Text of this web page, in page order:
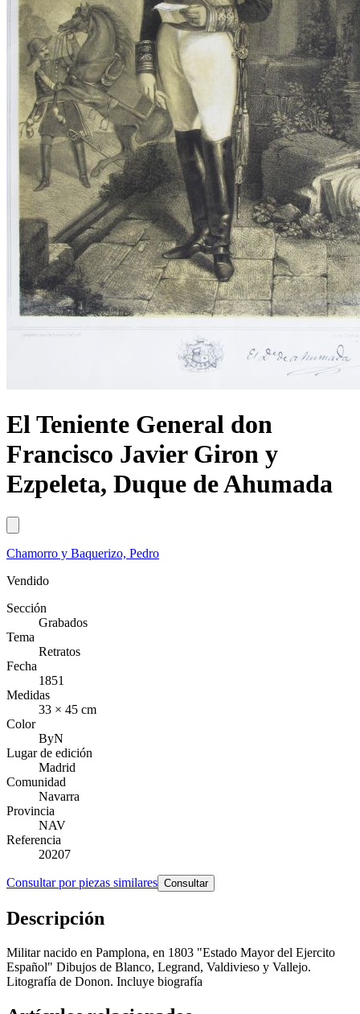
El Teniente General don
Francisco Javier Giron y
Ezpeleta, Duque de Ahumada
Chamorro y Baquerizo, Pedro
Vendido
Sección
Grabados
Tema
Retratos
Fecha
1851
Medidas
33 × 45 cm
Color
ByN
Lugar de edición
Madrid
Comunidad
Navarra
Provincia
NAV
Referencia
20207
Consultar por piezas similares Consultar
Descripción
Militar nacido en Pamplona, en 1803 "Estado Mayor del Ejercito
Español" Dibujos de Blanco, Legrand, Valdivieso y Vallejo.
Litografía de Donon. Incluye biografía